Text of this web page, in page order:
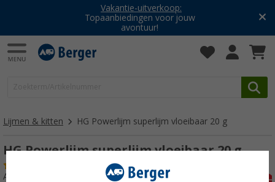
Vakantie-uitverkoop:
Topaanbiedingen voor jouw
avontuur!
Lijmen & kitten HG Powerlijm superlijm vloeibaar 20 g
HG Powerlijm superlijm vloeibaar 20 g
Artikelnr: 849038